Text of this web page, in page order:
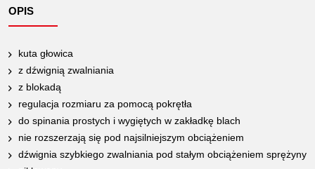
OPIS
kuta głowica
z dźwignią zwalniania
z blokadą
regulacja rozmiaru za pomocą pokrętła
do spinania prostych i wygiętych w zakładkę blach
nie rozszerzają się pod najsilniejszym obciążeniem
dźwignia szybkiego zwalniania pod stałym obciążeniem sprężyny